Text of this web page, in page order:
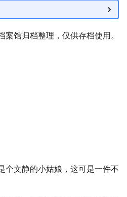
馆归档整理，仅供存档使用。
个文静的小姑娘，这可是一件不